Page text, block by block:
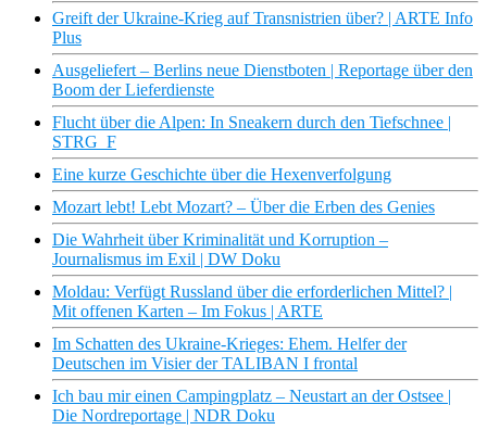
Greift der Ukraine-Krieg auf Transnistrien über? | ARTE Info
Plus
Ausgeliefert – Berlins neue Dienstboten | Reportage über den
Boom der Lieferdienste
Flucht über die Alpen: In Sneakern durch den Tiefschnee |
STRG_F
Eine kurze Geschichte über die Hexenverfolgung
Mozart lebt! Lebt Mozart? – Über die Erben des Genies
Die Wahrheit über Kriminalität und Korruption –
Journalismus im Exil | DW Doku
Moldau: Verfügt Russland über die erforderlichen Mittel? |
Mit offenen Karten – Im Fokus | ARTE
Im Schatten des Ukraine-Krieges: Ehem. Helfer der
Deutschen im Visier der TALIBAN I frontal
Ich bau mir einen Campingplatz – Neustart an der Ostsee |
Die Nordreportage | NDR Doku